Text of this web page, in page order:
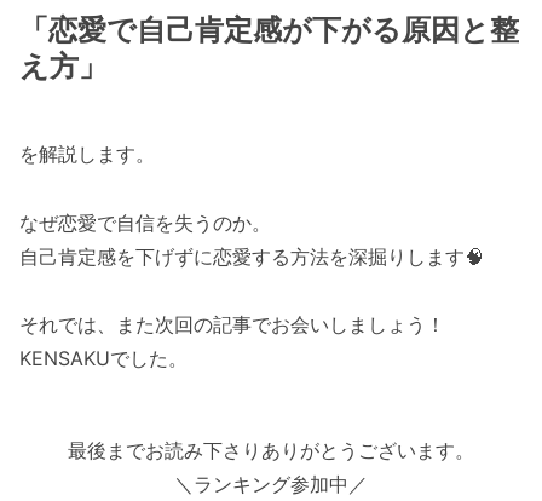
「恋愛で自己肯定感が下がる原因と整
え方」
を解説します。
なぜ恋愛で自信を失うのか。
自己肯定感を下げずに恋愛する方法を深掘りします🧠
それでは、また次回の記事でお会いしましょう！
KENSAKUでした。
最後までお読み下さりありがとうございます。
＼ランキング参加中／